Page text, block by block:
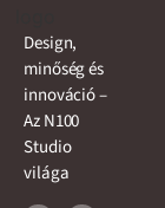
Design,
minőség és
innováció –
Az N100
Studio
világa